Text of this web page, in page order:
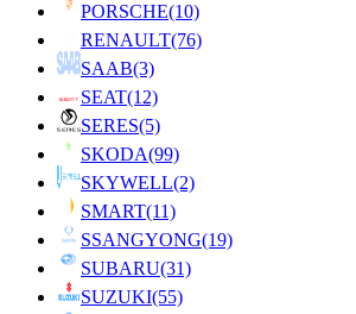
PORSCHE(10)
RENAULT(76)
SAAB(3)
SEAT(12)
SERES(5)
SKODA(99)
SKYWELL(2)
SMART(11)
SSANGYONG(19)
SUBARU(31)
SUZUKI(55)